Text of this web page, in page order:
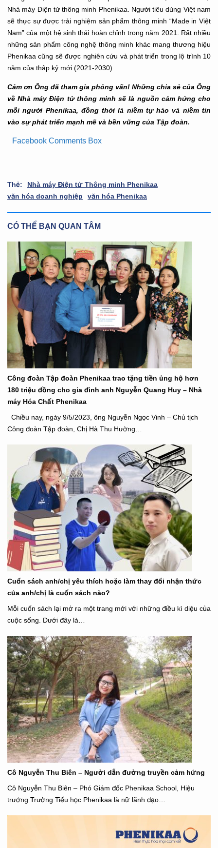
Nhà máy Điện tử thông minh Phenikaa. Người tiêu dùng Việt nam
sẽ thực sự được trải nghiệm sản phẩm thông minh “Made in Việt
Nam” của một hệ sinh thái hoàn chỉnh trong năm 2021. Rất nhiều
những sản phẩm công nghệ thông minh khác mang thương hiệu
Phenikaa cũng sẽ được nghiên cứu và phát triển trong lộ trình 10
năm của thập kỷ mới (2021-2030).
Cảm ơn Ông đã tham gia phỏng vấn! Những chia sẻ của Ông
về Nhà máy Điện tử thông minh sẽ là nguồn cảm hứng cho
mỗi người Phenikaa, đồng thời là niềm tự hào và niềm tin
vào sự phát triển mạnh mẽ và bền vững của Tập đoàn.
Facebook Comments Box
Thẻ:
Nhà máy Điện tử Thông minh Phenikaa
văn hóa doanh nghiệp
văn hóa Phenikaa
CÓ THỂ BẠN QUAN TÂM
Công đoàn Tập đoàn Phenikaa trao tặng tiền ủng hộ hơn
180 triệu đồng cho gia đình anh Nguyễn Quang Huy – Nhà
máy Hóa Chất Phenikaa
Chiều nay, ngày 9/5/2023, ông Nguyễn Ngọc Vinh – Chủ tịch
Công đoàn Tập đoàn, Chị Hà Thu Hường…
Cuốn sách anh/chị yêu thích hoặc làm thay đổi nhận thức
của anh/chị là cuốn sách nào?
Mỗi cuốn sách lại mở ra một trang mới với những điều kì diệu của
cuộc sống. Dưới đây là…
Cô Nguyễn Thu Biên – Người dẫn đường truyền cảm hứng
Cô Nguyễn Thu Biên – Phó Giám đốc Phenikaa School, Hiệu
trưởng Trường Tiểu học Phenikaa là nữ lãnh đạo…